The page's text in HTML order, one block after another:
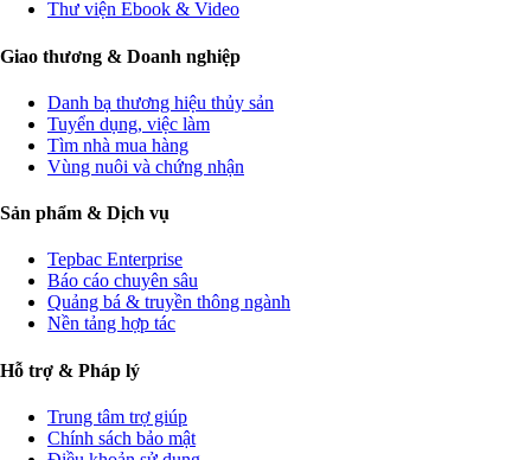
Thư viện Ebook & Video
Giao thương & Doanh nghiệp
Danh bạ thương hiệu thủy sản
Tuyển dụng, việc làm
Tìm nhà mua hàng
Vùng nuôi và chứng nhận
Sản phẩm & Dịch vụ
Tepbac Enterprise
Báo cáo chuyên sâu
Quảng bá & truyền thông ngành
Nền tảng hợp tác
Hỗ trợ & Pháp lý
Trung tâm trợ giúp
Chính sách bảo mật